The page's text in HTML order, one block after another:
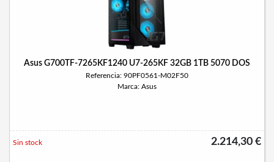
Asus G700TF-7265KF1240 U7-265KF 32GB 1TB 5070 DOS
Referencia: 90PF0561-M02F50
Marca: Asus
2.214,30 €
Sin stock